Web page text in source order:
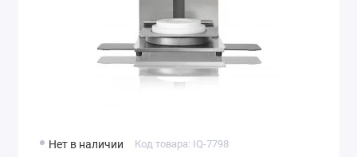
Нет в наличии Код товара: IQ-7798